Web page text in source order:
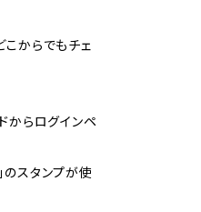
こからでもチェ
からログインペ
のスタンプが使